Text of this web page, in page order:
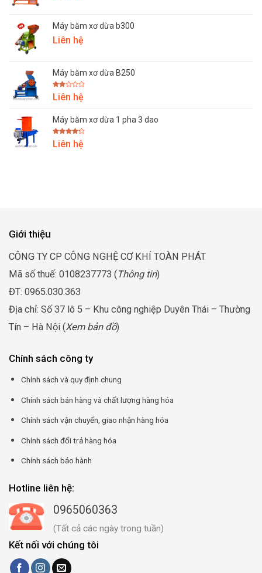
Máy băm xơ dừa b300
Liên hệ
Máy băm xơ dừa B250
Được
xếp
5
Liên hệ
Máy băm xơ dừa 1 pha 3 dao
Được
xếp hạng
Liên hệ
Giới thiệu
CÔNG TY CP CÔNG NGHỆ CƠ KHÍ TOÀN PHÁT
Mã số thuế: 0108237773 (Thông tin)
ĐT: 0965.030.363
Địa chỉ: Số 37 lô 5 – Khu công nghiệp Duyên Thái – Thường
Tín – Hà Nội (Xem bản đồ)
Chính sách công ty
Chính sách và quy định chung
Chính sách bán hàng và chất lượng hàng hóa
Chính sách vận chuyển, giao nhận hàng hóa
Chính sách đổi trả hàng hóa
Chính sách bảo hành
Hotline liên hệ:
0965060363
(Tất cả các ngày trong tuần)
Kết nối với chúng tôi